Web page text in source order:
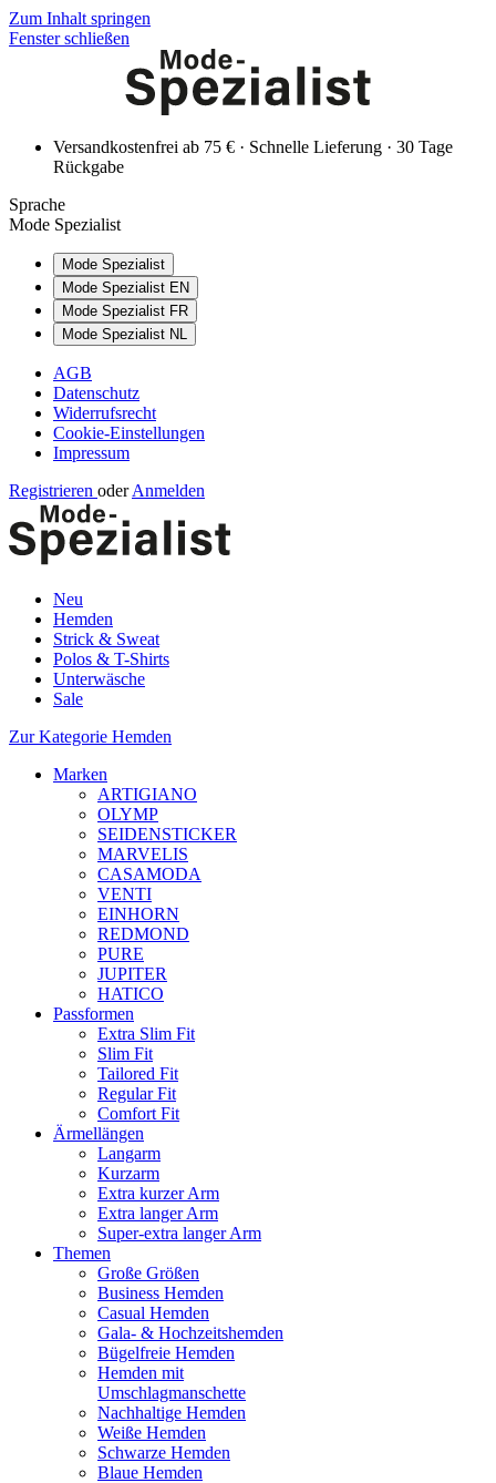
Zum Inhalt springen
Fenster schließen
Versandkostenfrei ab 75 € · Schnelle Lieferung · 30 Tage
Rückgabe
Sprache
Mode Spezialist
Mode Spezialist
Mode Spezialist EN
Mode Spezialist FR
Mode Spezialist NL
AGB
Datenschutz
Widerrufsrecht
Cookie-Einstellungen
Impressum
Registrieren oder Anmelden
Neu
Hemden
Strick & Sweat
Polos & T-Shirts
Unterwäsche
Sale
Zur Kategorie Hemden
Marken
ARTIGIANO
OLYMP
SEIDENSTICKER
MARVELIS
CASAMODA
VENTI
EINHORN
REDMOND
PURE
JUPITER
HATICO
Passformen
Extra Slim Fit
Slim Fit
Tailored Fit
Regular Fit
Comfort Fit
Ärmellängen
Langarm
Kurzarm
Extra kurzer Arm
Extra langer Arm
Super-extra langer Arm
Themen
Große Größen
Business Hemden
Casual Hemden
Gala- & Hochzeitshemden
Bügelfreie Hemden
Hemden mit
Umschlagmanschette
Nachhaltige Hemden
Weiße Hemden
Schwarze Hemden
Blaue Hemden